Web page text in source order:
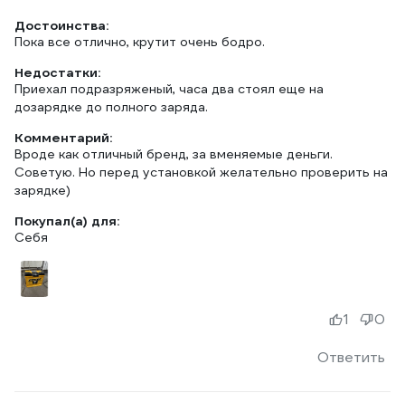
Достоинства:
Пока все отлично, крутит очень бодро.
Недостатки:
Приехал подразряженый, часа два стоял еще на
дозарядке до полного заряда.
Комментарий:
Вроде как отличный бренд, за вменяемые деньги.
Советую. Но перед установкой желательно проверить на
зарядке)
Покупал(а) для:
Себя
Ответить
1 0